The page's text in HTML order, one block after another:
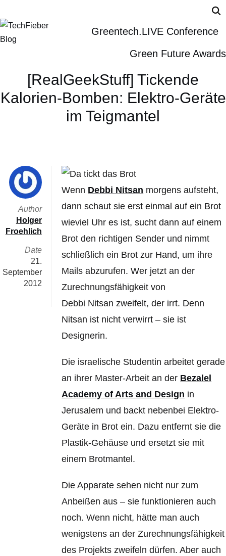
Greentech.LIVE Conference
Green Future Awards
[RealGeekStuff] Tickende
Kalorien-Bomben: Elektro-Geräte
im Teigmantel
Wenn Debbi Nitsan morgens aufsteht,
dann schaut sie erst einmal auf ein Brot
wieviel Uhr es ist, sucht dann auf einem
Brot den richtigen Sender und nimmt
schließlich ein Brot zur Hand, um ihre
Mails abzurufen. Wer jetzt an der
Zurechnungsfähigkeit von
Debbi Nitsan zweifelt, der irrt. Denn
Nitsan ist nicht verwirrt – sie ist
Designerin.
Die israelische Studentin arbeitet gerade
an ihrer Master-Arbeit an der Bezalel
Academy of Arts and Design in
Jerusalem und backt nebenbei Elektro-
Geräte in Brot ein. Dazu entfernt sie die
Plastik-Gehäuse und ersetzt sie mit
einem Brotmantel.
Die Apparate sehen nicht nur zum
Anbeißen aus – sie funktionieren auch
noch. Wenn nicht, hätte man auch
wenigstens an der Zurechnungsfähigkeit
des Projekts zweifeln dürfen. Aber auch
Author
Holger
Froehlich
Date
21.
September
2012